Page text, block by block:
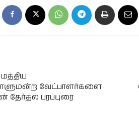
வேட்பாளர்களை
தேர்தல் பரப்புரை